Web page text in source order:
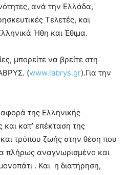
ανά την Ελλάδα,
Τελετές, και
Ήθη και Έθιμα.
μπορείτε να βρείτε στη
(www.labrys.gr).Για την
της Ελληνικής
κατ’ επέκταση της
τρόπου ζωής στην θέση που
πλήρως αναγνωρισμένο και
. Και η διατήρηση,